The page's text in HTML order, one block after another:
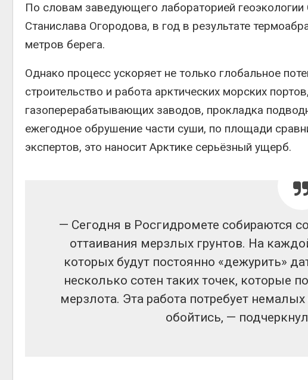
По словам заведующего лабораторией
Станислава Огородова, в год в результате
метров берега.
Однако процесс ускоряет не только глобальное
строительство и работа арктических морских
газоперерабатывающих заводов, прокладка
ежегодное обрушение части суши, по площади
экспертов, это наносит Арктике серьёзный ущерб.
— Сегодня в Росгидромете собираются
оттаивания мерзлых грунтов. На
которых будут постоянно «дежурить»
несколько сотен таких точек, которые
мерзлота. Эта работа потребует
обойтись, —
Авг 6, 2026
В
Авг 6, 2026